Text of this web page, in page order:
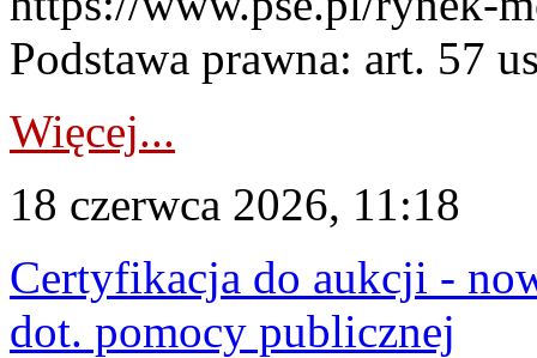
Podstawa prawna: art. 57
Więcej...
18 czerwca 2026, 11:18
Certyfikacja do aukcji -
dot. pomocy publicznej